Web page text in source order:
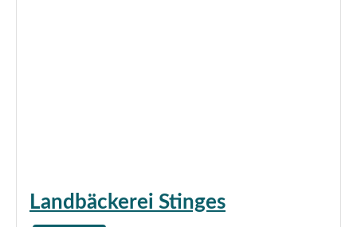
Landbäckerei Stinges